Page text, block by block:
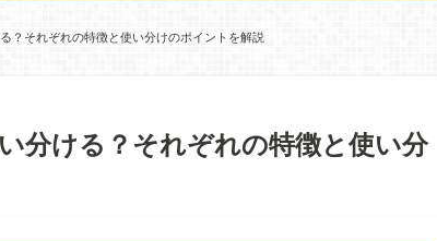
？それぞれの特徴と使い分けのポイントを解説
分ける？それぞれの特徴と使い分